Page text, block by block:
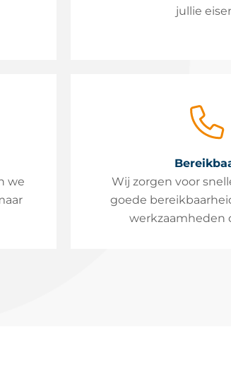
jullie
we
Wij zorgen voor
goede
werkzaamheden